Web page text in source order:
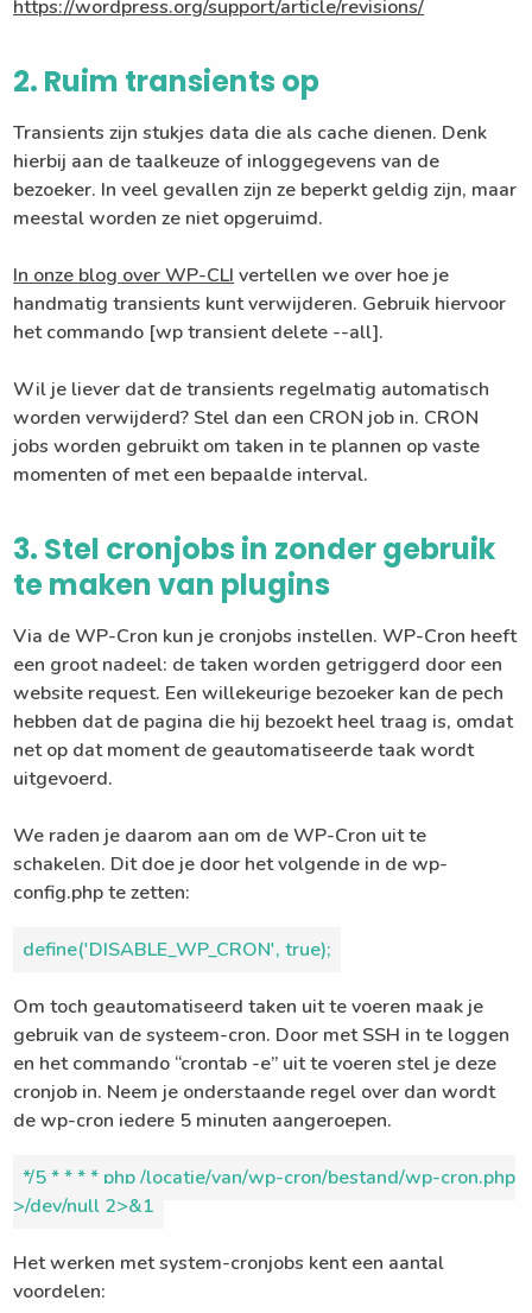
https://wordpress.org/support/article/revisions/
2. Ruim transients op
Transients zijn stukjes data die als cache dienen. Denk
hierbij aan de taalkeuze of inloggegevens van de
bezoeker. In veel gevallen zijn ze beperkt geldig zijn, maar
meestal worden ze niet opgeruimd.
In onze blog over WP-CLI vertellen we over hoe je
handmatig transients kunt verwijderen. Gebruik hiervoor
het commando [wp transient delete --all].
Wil je liever dat de transients regelmatig automatisch
worden verwijderd? Stel dan een CRON job in. CRON
jobs worden gebruikt om taken in te plannen op vaste
momenten of met een bepaalde interval.
3. Stel cronjobs in zonder gebruik
te maken van plugins
Via de WP-Cron kun je cronjobs instellen. WP-Cron heeft
een groot nadeel: de taken worden getriggerd door een
website request. Een willekeurige bezoeker kan de pech
hebben dat de pagina die hij bezoekt heel traag is, omdat
net op dat moment de geautomatiseerde taak wordt
uitgevoerd.
We raden je daarom aan om de WP-Cron uit te
schakelen. Dit doe je door het volgende in de wp-
config.php te zetten:
define('DISABLE_WP_CRON', true);
Om toch geautomatiseerd taken uit te voeren maak je
gebruik van de systeem-cron. Door met SSH in te loggen
en het commando “crontab -e” uit te voeren stel je deze
cronjob in. Neem je onderstaande regel over dan wordt
de wp-cron iedere 5 minuten aangeroepen.
*/5 * * * * php /locatie/van/wp-cron/bestand/wp-cron.php
>/dev/null 2>&1
Het werken met system-cronjobs kent een aantal
voordelen: